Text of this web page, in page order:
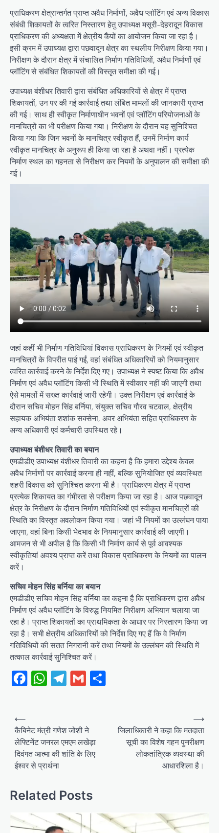
प्राधिकरण क्षेत्रान्तर्गत प्राप्त अवैध निर्माणों, अवैध प्लॉटिंग एवं अन्य विकास
संबंधी शिकायतों के त्वरित निस्तारण हेतु उपाध्यक्ष मसूरी-देहरादून विकास
प्राधिकरण की अध्यक्षता में क्षेत्रीय कैंपों का आयोजन किया जा रहा है।
इसी क्रम में उपाध्यक्ष द्वारा पछवादून क्षेत्र का स्थलीय निरीक्षण किया गया।
निरीक्षण के दौरान क्षेत्र में संचालित निर्माण गतिविधियों, अवैध निर्माणों एवं
प्लॉटिंग से संबंधित शिकायतों की विस्तृत समीक्षा की गई।
उपाध्यक्ष बंशीधर तिवारी द्वारा संबंधित अधिकारियों से क्षेत्र में प्राप्त
शिकायतों, उन पर की गई कार्रवाई तथा लंबित मामलों की जानकारी प्राप्त
की गई। साथ ही स्वीकृत निर्माणाधीन भवनों एवं प्लॉटिंग परियोजनाओं के
मानचित्रों का भी परीक्षण किया गया। निरीक्षण के दौरान यह सुनिश्चित
किया गया कि जिन भवनों के मानचित्र स्वीकृत हैं, उनमें निर्माण कार्य
स्वीकृत मानचित्र के अनुरूप ही किया जा रहा है अथवा नहीं। प्रत्येक
निर्माण स्थल का गहनता से निरीक्षण कर नियमों के अनुपालन की समीक्षा की
गई।
जहां कहीं भी निर्माण गतिविधियां विकास प्राधिकरण के नियमों एवं स्वीकृत
मानचित्रों के विपरीत पाई गईं, वहां संबंधित अधिकारियों को नियमानुसार
त्वरित कार्रवाई करने के निर्देश दिए गए। उपाध्यक्ष ने स्पष्ट किया कि अवैध
निर्माण एवं अवैध प्लॉटिंग किसी भी स्थिति में स्वीकार नहीं की जाएगी तथा
ऐसे मामलों में सख्त कार्रवाई जारी रहेगी। उक्त निरीक्षण एवं कार्रवाई के
दौरान सचिव मोहन सिंह बर्निया, संयुक्त सचिव गौरव चटवाल, क्षेत्रीय
सहायक अभियंता शशांक सक्सेना, अवर अभियंता सहित प्राधिकरण के
अन्य अधिकारी एवं कर्मचारी उपस्थित रहे।
उपाध्यक्ष बंशीधर तिवारी का बयान
एमडीडीए उपाध्यक्ष बंशीधर तिवारी का कहना है कि हमारा उद्देश्य केवल
अवैध निर्माणों पर कार्रवाई करना ही नहीं, बल्कि सुनियोजित एवं व्यवस्थित
शहरी विकास को सुनिश्चित करना भी है। प्राधिकरण क्षेत्र में प्राप्त
प्रत्येक शिकायत का गंभीरता से परीक्षण किया जा रहा है। आज पछवादून
क्षेत्र के निरीक्षण के दौरान निर्माण गतिविधियों एवं स्वीकृत मानचित्रों की
स्थिति का विस्तृत अवलोकन किया गया। जहां भी नियमों का उल्लंघन पाया
जाएगा, वहां बिना किसी भेदभाव के नियमानुसार कार्रवाई की जाएगी।
आमजन से भी अपील है कि किसी भी निर्माण कार्य से पूर्व आवश्यक
स्वीकृतियां अवश्य प्राप्त करें तथा विकास प्राधिकरण के नियमों का पालन
करें।
सचिव मोहन सिंह बर्निया का बयान
एमडीडीए सचिव मोहन सिंह बर्निया का कहना है कि प्राधिकरण द्वारा अवैध
निर्माण एवं अवैध प्लॉटिंग के विरुद्ध नियमित निरीक्षण अभियान चलाया जा
रहा है। प्राप्त शिकायतों का प्राथमिकता के आधार पर निस्तारण किया जा
रहा है। सभी क्षेत्रीय अधिकारियों को निर्देश दिए गए हैं कि वे निर्माण
गतिविधियों की सतत निगरानी करें तथा नियमों के उल्लंघन की स्थिति में
तत्काल कार्रवाई सुनिश्चित करें।
Facebook
WhatsApp
Telegram
Gmail
Post
navigation
⟵
कैबिनेट मंत्री गणेश जोशी ने
लेफ्टिनेंट जनरल एमएम लखेड़ा
दिवंगत आत्मा की शांति के लिए
ईश्वर से प्रार्थना
जिलाधिकारी ने कहा कि मतदाता
सूची का विशेष गहन पुनरीक्षण
लोकतांत्रिक व्यवस्था की
आधारशिला है।
⟶
Related Posts